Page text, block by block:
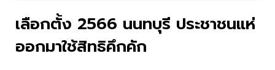
เลือกตั้ง 2566 นนทบุรี ประชาชนแห่
ออกมาใช้สิทธิคึกคัก